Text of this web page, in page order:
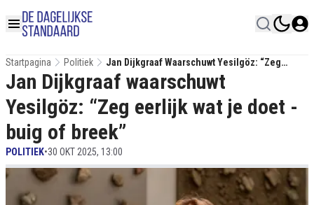
Startpagina Politiek
Jan Dijkgraaf Waarschuwt Yesilgöz: “Zeg
Eerlijk Wat Je Doet - Buig Of Breek”
Jan Dijkgraaf waarschuwt
Yesilgöz: “Zeg eerlijk wat je doet -
buig of breek”
POLITIEK•30 OKT 2025, 13:00